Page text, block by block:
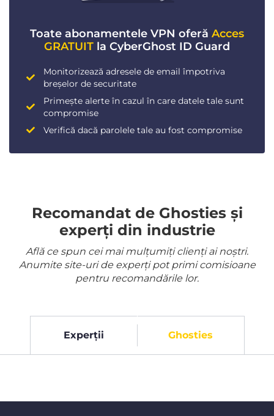
Toate abonamentele VPN oferă Acces
GRATUIT la CyberGhost ID Guard
Monitorizează adresele de email împotriva
breșelor de securitate
Primește alerte în cazul în care datele tale sunt
compromise
Verifică dacă parolele tale au fost compromise
Recomandat de Ghosties și
experți din industrie
Află ce spun cei mai mulțumiți clienți ai noștri.
Anumite site-uri de experți pot primi comisioane
pentru recomandările lor.
Experții Ghosties